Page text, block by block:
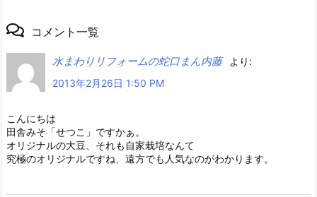
コメント一覧
水まわりリフォームの蛇口まん内藤
より:
2013年2月26日 1:50 PM
こんにちは
田舎みそ「せつこ」ですかぁ。
オリジナルの大豆、それも自家栽培なんて
究極のオリジナルですね、遠方でも人気なのがわかります。